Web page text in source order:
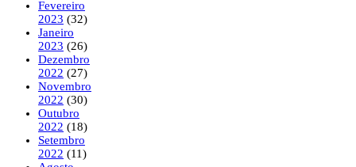
Fevereiro
2023 (32)
Janeiro
2023 (26)
Dezembro
2022 (27)
Novembro
2022 (30)
Outubro
2022 (18)
Setembro
2022 (11)